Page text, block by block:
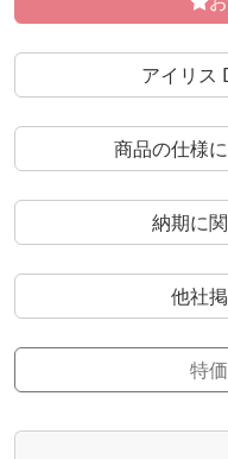
アイリス
商品の仕様
納期に
他社
特